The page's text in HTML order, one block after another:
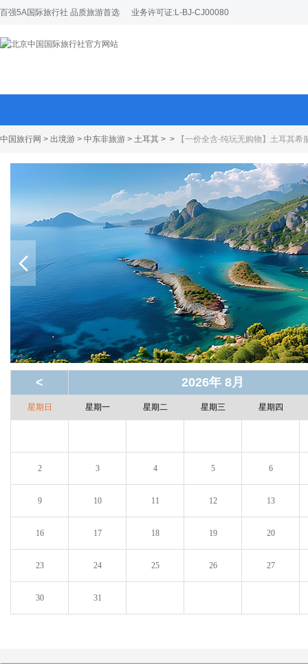
百强5A国际旅行社 品质旅游首选 业务许可证:L-BJ-CJ00080
中国旅行网 > 出境游 > 中东非旅游 > 土耳其 > > 【一价全含-纯玩无购物】土耳其
< 2026年 8月
星期日 星期一 星期二 星期三 星期四
2 3 4 5 6
9 10 11 12 13
16 17 18 19 20
23 24 25 26 27
30 31